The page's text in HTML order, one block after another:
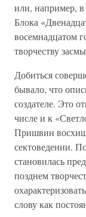
или, например, в
Блока
восемнадцатом
творчеству
Добиться
бывало, что
создателе. Это
числе и к
Пришвин
сектоведении.
становилась
позднем
слову как